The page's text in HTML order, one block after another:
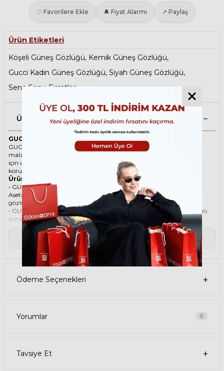
♡ Favorilere Ekle 🔔 Fiyat Alarmı ↗ Paylaş
Ürün Etiketleri
Köşeli Güneş Gözlüğü, Kemik Güneş Gözlüğü,
Gucci Kadın Güneş Gözlüğü, Siyah Güneş Gözlüğü,
Sene Sonu Fırsatları
Ürün Açıklaması
GUCCI 1134S 001 53 Siyah Kadın Güneş Gözlüğü
GUCCI ikonik Geometrik Asetat güneş gözlüğü, tarzı ve kaliteli
malzemesi ile göz alıcı bir aksesuar. Hem erkekler hem de kadınlar
için uygun olan bu güneş gözlüğü, güneşin zararlı ışınlarından
korunmanızı sağlarken, stilinizi de yansıtır.
Ürün Faydaları
• GUCCI 1134S 001 53 Siyah Kadın güneş gözlüğü, yüksek kaliteli
Asetat çerçeveye ve Organik lense sahiptir. Bu malzemeler, güneş
gözlüğünüzün uzun ömürlü, dayanıklı ve konforlu olmasını sağlar.
• GUCCI 1134S 001 53 Kadın Siyah güneş gözlüğü, %100 UV koruması
sunar. Bu sayede, gözlerinizi güneşin zararlı ışınlarından korur ve
göz sağlığınızı korur. Yeşil cam rengi, ışığı dengeli bir şekilde filtreler
ve her ortamda rahat bir görüş sağlar.
Paket İçeriği
• GUCCI 1134S 001 53 Siyah Kadın Güneş Gözlüğü
• Gözlük temizleme spreyi
• Gözlük temizleme bezi
Ürün Kullanımı
pedlerini ayarlayın. Güneş gözlüğünüzü çıkardığınızda, kılıfına
takım elbise gibi giysilerle birlikte kullanabilirsiniz.
▼ Devamını Oku
Ödeme Seçenekleri
Yorumlar 0
Tavsiye Et